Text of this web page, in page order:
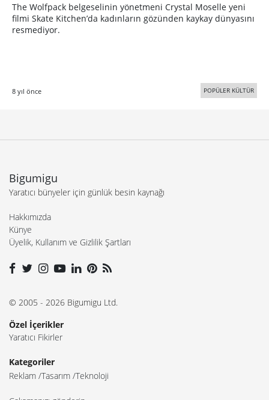
The Wolfpack belgeselinin yönetmeni Crystal Moselle yeni
filmi Skate Kitchen’da kadınların gözünden kaykay dünyasını
resmediyor.
8 yıl önce POPÜLER KÜLTÜR
Bigumigu
Yaratıcı bünyeler için günlük besin kaynağı
Hakkımızda
Künye
Üyelik, Kullanım ve Gizlilik Şartları
© 2005 - 2026 Bigumigu Ltd.
Özel İçerikler
Yaratıcı Fikirler
Kategoriler
Reklam Tasarım Teknoloji